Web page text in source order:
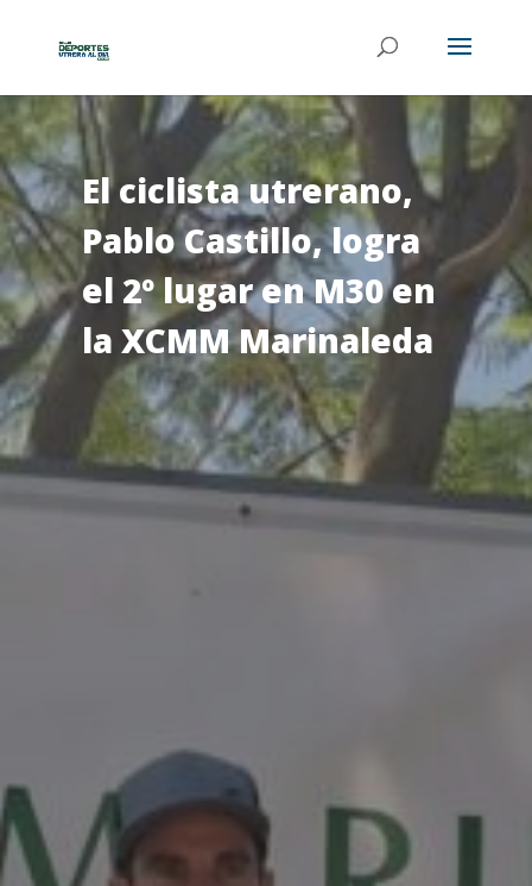
El ciclista utrerano,
Pablo Castillo, logra
el 2º lugar en M30 en
la XCMM Marinaleda